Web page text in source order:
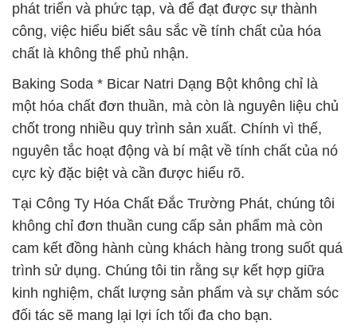
phát triển và phức tạp, và để đạt được sự thành
công, việc hiểu biết sâu sắc về tính chất của hóa
chất là không thể phủ nhận.
Baking Soda * Bicar Natri Dạng Bột không chỉ là
một hóa chất đơn thuần, mà còn là nguyên liệu chủ
chốt trong nhiều quy trình sản xuất. Chính vì thế,
nguyên tắc hoạt động và bí mật về tính chất của nó
cực kỳ đặc biệt và cần được hiểu rõ.
Tại Công Ty Hóa Chất Đắc Trường Phát, chúng tôi
không chỉ đơn thuần cung cấp sản phẩm mà còn
cam kết đồng hành cùng khách hàng trong suốt quá
trình sử dụng. Chúng tôi tin rằng sự kết hợp giữa
kinh nghiệm, chất lượng sản phẩm và sự chăm sóc
đối tác sẽ mang lại lợi ích tối đa cho bạn.